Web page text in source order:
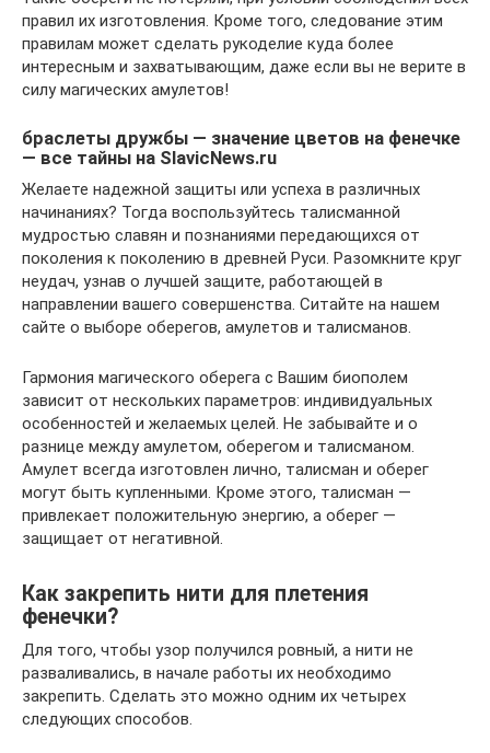
правил их изготовления. Кроме того, следование этим
правилам может сделать рукоделие куда более
интересным и захватывающим, даже если вы не верите в
силу магических амулетов!
браслеты дружбы — значение цветов на фенечке
— все тайны на SlavicNews.ru
Желаете надежной защиты или успеха в различных
начинаниях? Тогда воспользуйтесь талисманной
мудростью славян и познаниями передающихся от
поколения к поколению в древней Руси. Разомкните круг
неудач, узнав о лучшей защите, работающей в
направлении вашего совершенства. Ситайте на нашем
сайте о выборе оберегов, амулетов и талисманов.
Гармония магического оберега с Вашим биополем
зависит от нескольких параметров: индивидуальных
особенностей и желаемых целей. Не забывайте и о
разнице между амулетом, оберегом и талисманом.
Амулет всегда изготовлен лично, талисман и оберег
могут быть купленными. Кроме этого, талисман —
привлекает положительную энергию, а оберег —
защищает от негативной.
Как закрепить нити для плетения
фенечки?
Для того, чтобы узор получился ровный, а нити не
разваливались, в начале работы их необходимо
закрепить. Сделать это можно одним их четырех
следующих способов.